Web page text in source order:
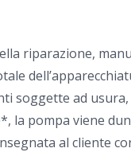
riparazione,
soggette ad
la pompa viene
al cliente